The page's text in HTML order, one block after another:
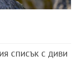
списък с диви